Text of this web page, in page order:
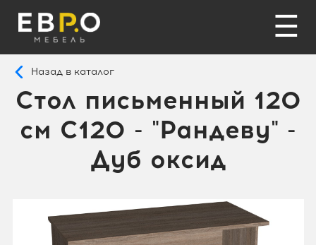
☰
Назад в каталог
Стол письменный 120
см C120 - "Рандеву" -
Дуб оксид